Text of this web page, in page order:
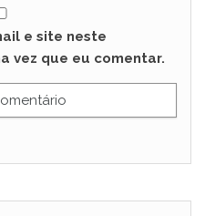
e site neste
vez que eu comentar.